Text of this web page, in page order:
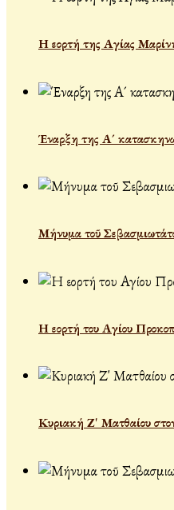
Η εορτή της Αγίας
Έναρξη της Α´
Μήνυμα τοῦ
Η εορτή του Αγίου
Κυριακή Ζ' Ματθαίου